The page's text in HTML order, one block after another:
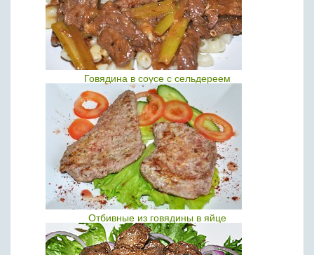
Говядина в соусе с сельдереем
Отбивные из говядины в яйце